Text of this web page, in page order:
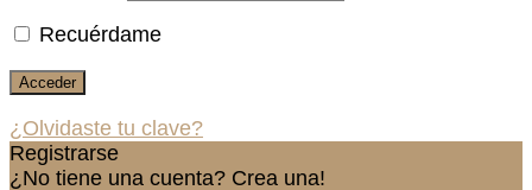
Recuérdame
¿Olvidaste tu clave?
Registrarse
¿No tiene una cuenta? Crea una!